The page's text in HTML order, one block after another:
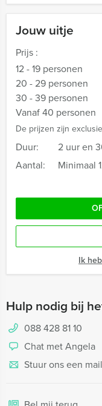
Jouw uitje
Prijs :
12 - 19 personen
20 - 29 personen
30 - 39 personen
Vanaf 40 personen
De prijzen zijn
Duur:
2 uur en
Aantal:
Minimaal
Ik
Hulp nodig bij
088 428 81 10
Chat met Angela
Stuur ons een